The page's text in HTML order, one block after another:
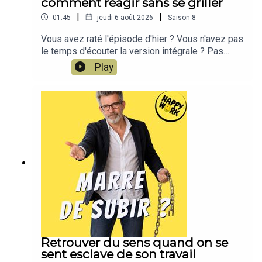
01:45 | jeudi 6 août 2026 | Saison 8
Vous avez raté l'épisode d'hier ? Vous n'avez pas
le temps d'écouter la version intégrale ? Pas
d'inquiétude, Happy Work LE RÉSUMÉ est là !!!En
moins de 2 minutes, l'épisode d'hier est résumé
chaîne Happy Work... pas de spam, c'est gratuit et
il n'y a que du feelgood !!! :
https://whatsapp.com/channel/0029VbBSSbM6B
IEm0yskHH2gEt pour retrouver tous mes
contenus, tests, articles, vidéos : cliquez ici
Play
Retrouver du sens quand on se
sent esclave de son travail